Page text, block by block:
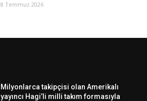
8 Temmuz 2026
Milyonlarca takipçisi olan Amerikalı
yayıncı Hagi’li milli takım formasıyla